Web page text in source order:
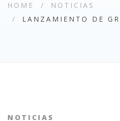
HOME
NOTICIAS
LANZAMIENTO DE
NOTICIAS